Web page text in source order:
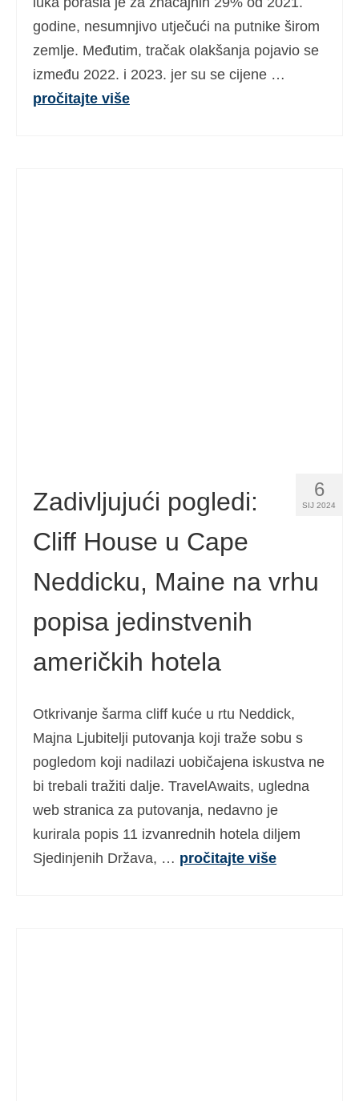
godine, nesumnjivo utječući na putnike širom
zemlje. Međutim, tračak olakšanja pojavio se
između 2022. i 2023. jer su se cijene …
pročitajte više
6
SIJ 2024
Zadivljujući pogledi:
Cliff House u Cape
Neddicku, Maine na vrhu
popisa jedinstvenih
američkih hotela
Otkrivanje šarma cliff kuće u rtu Neddick,
Majna Ljubitelji putovanja koji traže sobu s
pogledom koji nadilazi uobičajena iskustva ne
bi trebali tražiti dalje. TravelAwaits, ugledna
web stranica za putovanja, nedavno je
kurirala popis 11 izvanrednih hotela diljem
Sjedinjenih Država, … pročitajte više